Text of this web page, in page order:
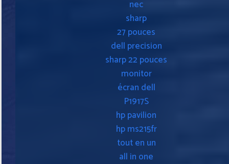
nec
sharp
27 pouces
dell precision
sharp 22 pouces
monitor
écran dell
P1917S
hp pavilion
hp ms215fr
tout en un
all in one